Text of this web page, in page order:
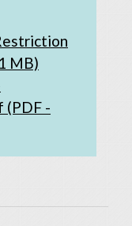
MB)
(PDF -